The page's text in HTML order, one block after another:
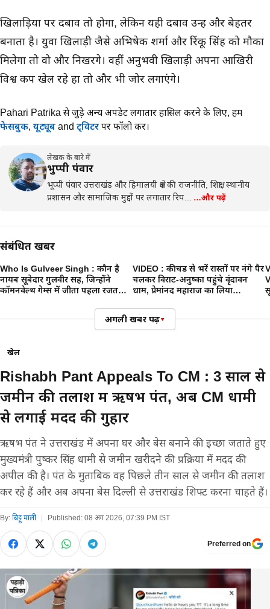
खिलाड़ियों पर दबाव तो होगा, लेकिन यही दबाव उन्हें और बेहतर
बनाता है। युवा खिलाड़ी जैसे अभिषेक शर्मा और रिंकू सिंह को मौका
मिलेगा तो वो और निखरेंगे। वहीं अनुभवी खिलाड़ी अपना आखिरी
विश्व कप खेल रहे हों तो और भी जोर लगाएंगे।
Pahari Patrika से जुड़े अन्य अपडेट लगातार हासिल करने के लिए, हमें
फेसबुक, यूट्यूब and ट्विटर पर फॉलो करें।
लेखक के बारे में
भुप्पी पंवार
भूप्पी पंवार उत्तराखंड और हिमालयी क्षेत्र की राजनीति, शिक्षा, स्थानीय
प्रशासन और सामाजिक मुद्दों पर लगातार रिप…
…और पढ़ें
संबंधित खबरें
Who Is Gulveer Singh : कौन है
नायब सूबेदार गुलवीर सिंह, जिन्होंने
कॉमनवेल्थ गेम्स में जीता पहला रजत
VIDEO : कीचड से भरें रास्तों पर नंगे पैर
चलकर विराट-अनुष्का पहुंचे वृंदावन
धाम, प्रेमांनद महाराज का लिया
अगली खबर पढ़ें▾
खेल
Rishabh Pant Appeals To CM : 3 साल से
जमीन की तलाश में ऋषभ पंत, अब CM धामी
से लगाई मदद की गुहार
ऋषभ पंत ने उत्तराखंड में अपना घर और बेस बनाने की इच्छा जताते हुए
मुख्यमंत्री पुष्कर सिंह धामी से जमीन खरीदने की प्रक्रिया में मदद की
अपील की है। पंत के मुताबिक वह पिछले तीन साल से जमीन की तलाश
कर रहे हैं और अब अपना बेस दिल्ली से उत्तराखंड शिफ्ट करना चाहते हैं।
By: बिट्टू माली Published: 08 अग 2026, 07:39 PM IST
Preferred on